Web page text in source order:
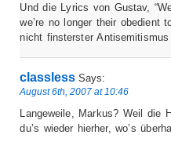
Und die Lyrics von Gustav,
we’re no longer their obedient
nicht finsterster
classless Says:
August 6th, 2007 at 10:46
Langeweile, Markus? Weil
du’s wieder hierher, wo’s